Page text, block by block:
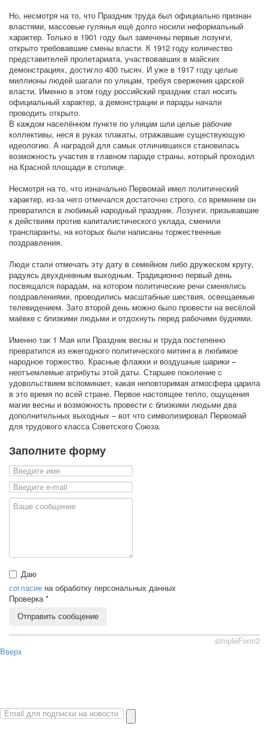
Но, несмотря на то, что Праздник труда был официально признан
властями, массовые гулянья ещё долго носили неформальный
характер. Только в 1901 году был замечены первые лозунги,
открыто требовавшие смены власти. К 1912 году количество
представителей пролетариата, участвовавших в майских
демонстрациях, достигло 400 тысяч. И уже в 1917 году целые
миллионы людей шагали по улицам, требуя свержения царской
власти. Именно в этом году российский праздник стал носить
официальный характер, а демонстрации и парады начали
проводить открыто.
В каждом населённом пункте по улицам шли целые рабочие
коллективы, неся в руках плакаты, отражавшие существующую
идеологию. А наградой для самых отличившихся становилась
возможность участия в главном параде страны, который проходил
на Красной площади в столице.
Несмотря на то, что изначально Первомай имел политический
характер, из-за чего отмечался достаточно строго, со временем он
превратился в любимый народный праздник. Лозунги, призывавшие
к действиям против капиталистического уклада, сменили
транспаранты, на которых были написаны торжественные
поздравления.
Люди стали отмечать эту дату в семейном либо дружеском кругу,
радуясь двухдневным выходным. Традиционно первый день
посвящался парадам, на котором политические речи сменялись
поздравлениями, проводились масштабные шествия, освещаемые
телевидением. Зато второй день можно было провести на весёлой
маёвке с близкими людьми и отдохнуть перед рабочими буднями.
Именно так 1 Мая или Праздник весны и труда постепенно
превратился из ежегодного политического митинга в любимое
народное торжество. Красные флажки и воздушные шарики –
неотъемлемые атрибуты этой даты. Старшее поколение с
удовольствием вспоминает, какая неповторимая атмосфера царила
в это время по всей стране. Первое настоящее тепло, ощущения
магии весны и возможность провести с близкими людьми два
дополнительных выходных – вот что символизировал Первомай
для трудового класса Советского Союза.
Заполните форму
Даю
согласие на обработку персональных данных
Проверка*
Отправить сообщение
simpleForm2
Вверх